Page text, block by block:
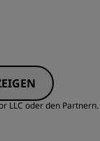
Service
LLC oder den Partnern.